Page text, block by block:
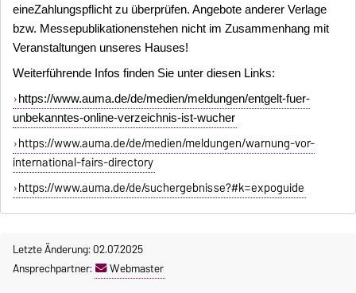
eineZahlungspflicht zu überprüfen. Angebote anderer Verlage
bzw. Messepublikationenstehen nicht im Zusammenhang mit
Veranstaltungen unseres Hauses!
Weiterführende Infos finden Sie unter diesen Links:
https://www.auma.de/de/medien/meldungen/entgelt-fuer-
unbekanntes-online-verzeichnis-ist-wucher
https://www.auma.de/de/medien/meldungen/warnung-vor-
international-fairs-directory
https://www.auma.de/de/suchergebnisse?#k=expoguide
Letzte Änderung: 02.07.2025
Ansprechpartner:
Webmaster